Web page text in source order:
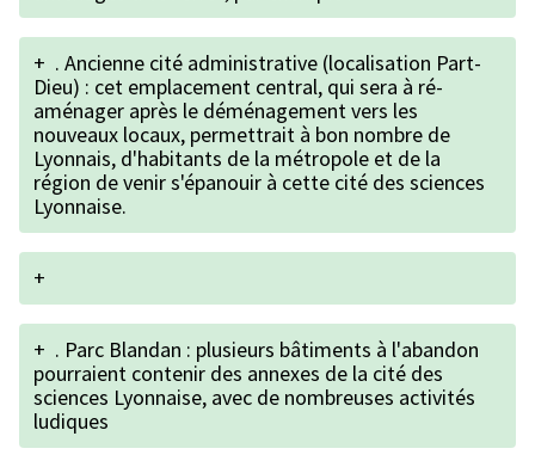
+ . Ancienne cité administrative (localisation Part-
Dieu) : cet emplacement central, qui sera à ré-
aménager après le déménagement vers les
nouveaux locaux, permettrait à bon nombre de
Lyonnais, d'habitants de la métropole et de la
région de venir s'épanouir à cette cité des sciences
Lyonnaise.
+
+ . Parc Blandan : plusieurs bâtiments à l'abandon
pourraient contenir des annexes de la cité des
sciences Lyonnaise, avec de nombreuses activités
ludiques